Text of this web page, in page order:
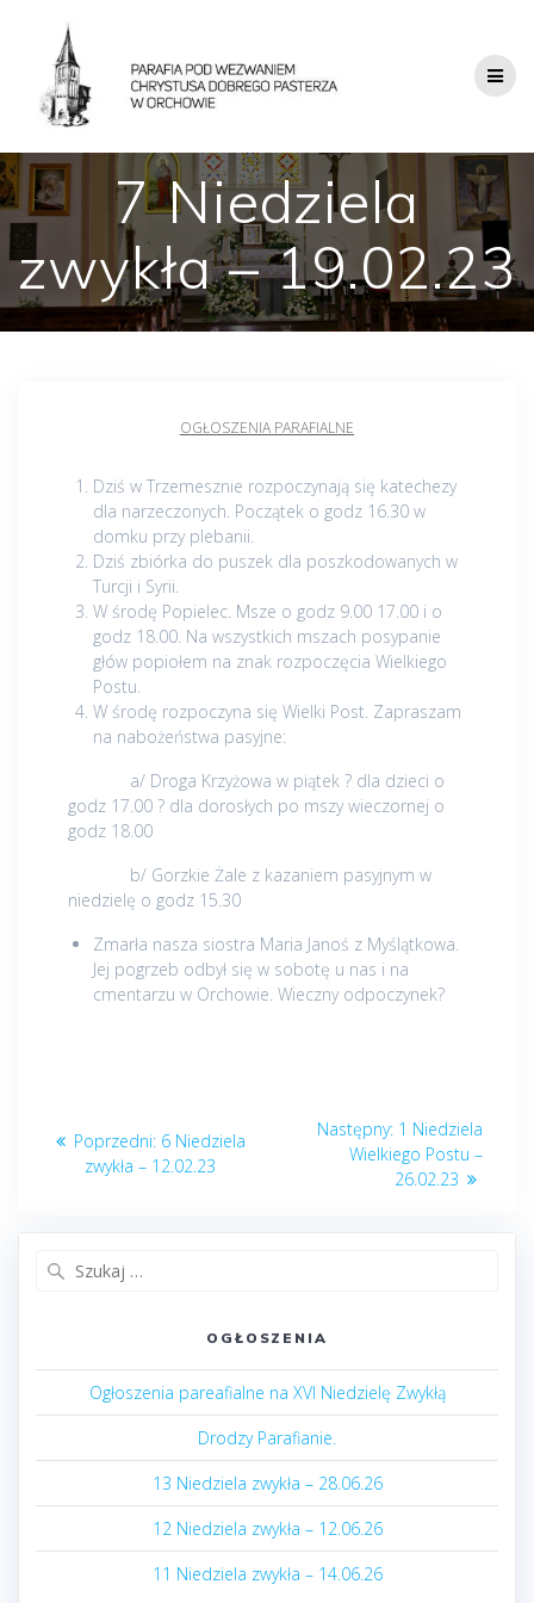
7 Niedziela
zwykła – 19.02.23
OGŁOSZENIA PARAFIALNE
Dziś w Trzemesznie rozpoczynają się katechezy
dla narzeczonych. Początek o godz 16.30 w
domku przy plebanii.
Dziś zbiórka do puszek dla poszkodowanych w
Turcji i Syrii.
W środę Popielec. Msze o godz 9.00 17.00 i o
godz 18.00. Na wszystkich mszach posypanie
głów popiołem na znak rozpoczęcia Wielkiego
Postu.
W środę rozpoczyna się Wielki Post. Zapraszam
na nabożeństwa pasyjne:
a/ Droga Krzyżowa w piątek ? dla dzieci o
godz 17.00 ? dla dorosłych po mszy wieczornej o
godz 18.00
b/ Gorzkie Żale z kazaniem pasyjnym w
niedzielę o godz 15.30
Zmarła nasza siostra Maria Janoś z Myślątkowa.
Jej pogrzeb odbył się w sobotę u nas i na
cmentarzu w Orchowie. Wieczny odpoczynek?
wpisu
Poprzedni: Poprzedni
post:
6 Niedziela
zwykła – 12.02.23
Następny: Następny
post:
1 Niedziela
Wielkiego Postu –
26.02.23
OGŁOSZENIA
Ogłoszenia pareafialne na XVI Niedzielę Zwykłą
Drodzy Parafianie.
13 Niedziela zwykła – 28.06.26
12 Niedziela zwykła – 12.06.26
11 Niedziela zwykła – 14.06.26